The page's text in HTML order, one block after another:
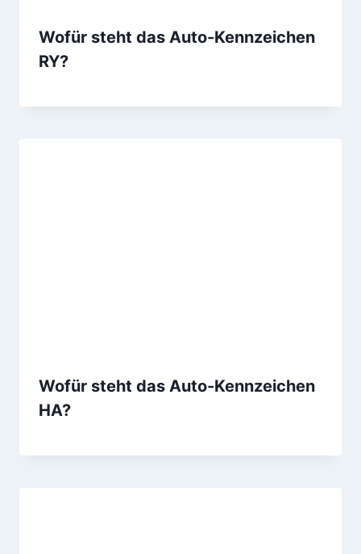
Wofür steht das Auto-Kennzeichen
RY?
Wofür steht das Auto-Kennzeichen
HA?